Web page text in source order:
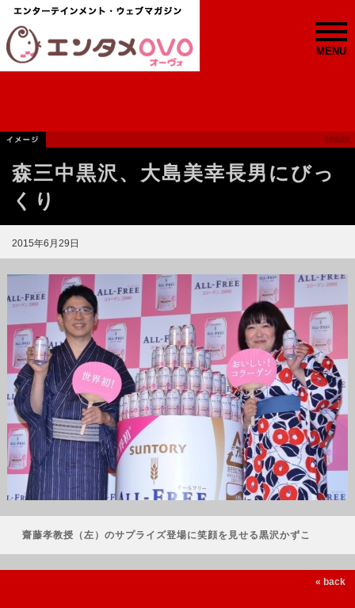
MENU
森三中黒沢、大島美幸長男にびっ
くり
2015年6月29日
齋藤孝教授（左）のサプライズ登場に笑顔を見せる黒沢かずこ
« back